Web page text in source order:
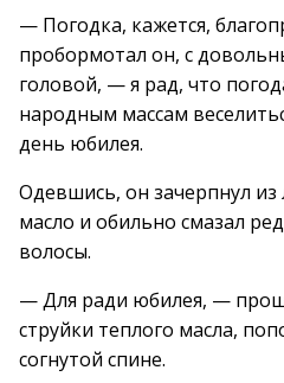
— Погодка, кажется,
пробормотал он, с
головой, — я рад, что
народным массам
день юбилея.
Одевшись, он зачерпнул
масло и обильно смазал
волосы.
— Для ради юбилея, —
струйки теплого масла,
согнутой спине.